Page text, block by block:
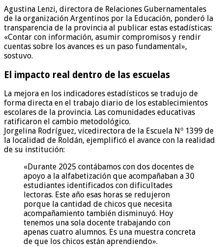
Agustina Lenzi, directora de Relaciones Gubernamentales
de la organización Argentinos por la Educación, ponderó la
transparencia de la provincia al publicar estas estadísticas:
«Contar con información, asumir compromisos y rendir
cuentas sobre los avances es un paso fundamental»,
sostuvo.
El impacto real dentro de las escuelas
La mejora en los indicadores estadísticos se tradujo de
forma directa en el trabajo diario de los establecimientos
escolares de la provincia. Las comunidades educativas
ratificaron el cambio metodológico.
Jorgelina Rodríguez, vicedirectora de la Escuela Nº 1399 de
la localidad de Roldán, ejemplificó el avance con la realidad
de su institución:
«Durante 2025 contábamos con dos docentes de
apoyo a la alfabetización que acompañaban a 30
estudiantes identificados con dificultades
lectoras. Este año esas horas se redujeron
porque la cantidad de chicos que necesita
acompañamiento también disminuyó. Hoy
tenemos una sola docente trabajando con
apenas cuatro alumnos. Es una muestra concreta
de que los chicos están aprendiendo».